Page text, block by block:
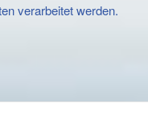
verarbeitet werden.